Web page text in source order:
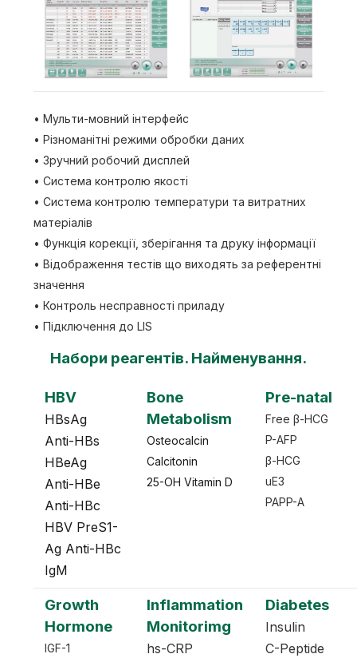
• Мульти-мовний інтерфейс
• Різноманітні режими обробки даних
• Зручний робочий дисплей
• Система контролю якості
• Система контролю температури та витратних
матеріалів
• Функція корекції, зберігання та друку інформації
• Відображення тестів що виходять за референтні
значення
• Контроль несправності приладу
• Підключення до LIS
Набори реагентів. Найменування.
HBV
HBsAg
Anti-HBs
HBeAg
Anti-HBe
Anti-HBc
HBV PreS1-
Ag Anti-HBc
IgM
Bone
Metabolism
Osteocalcin
Calcitonin
25-ОН Vitamin D
Pre-natal
Free β-HCG
P-AFP
β-HCG
uE3
PAPP-A
Growth
Hormone
IGF-1
Inflammation
Monitorimg
hs-CRP
Diabetes
Insulin
C-Peptide